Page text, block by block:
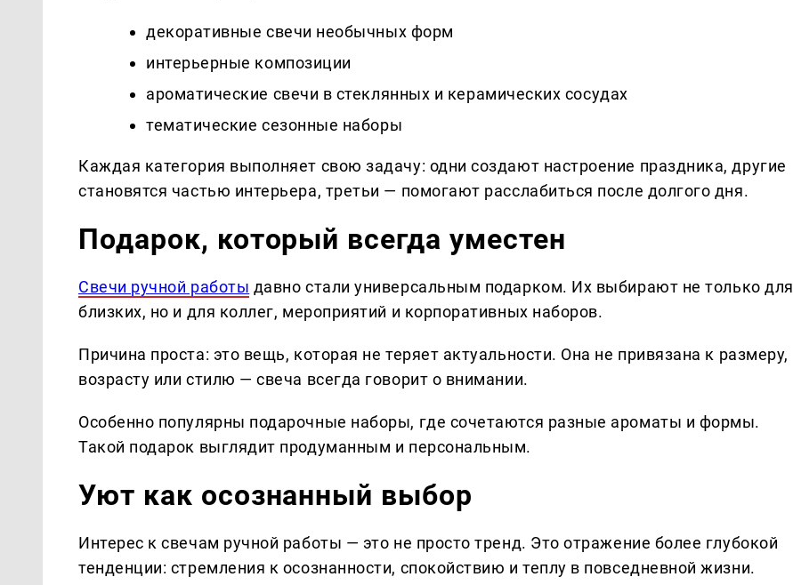
декоративные свечи необычных форм
интерьерные композиции
ароматические свечи в стеклянных и керамических сосудах
тематические сезонные наборы
Каждая категория выполняет свою задачу: одни создают настроение праздника, другие
становятся частью интерьера, третьи — помогают расслабиться после долгого дня.
Подарок, который всегда уместен
Свечи ручной работы давно стали универсальным подарком. Их выбирают не только для
близких, но и для коллег, мероприятий и корпоративных наборов.
Причина проста: это вещь, которая не теряет актуальности. Она не привязана к размеру,
возрасту или стилю — свеча всегда говорит о внимании.
Особенно популярны подарочные наборы, где сочетаются разные ароматы и формы.
Такой подарок выглядит продуманным и персональным.
Уют как осознанный выбор
Интерес к свечам ручной работы — это не просто тренд. Это отражение более глубокой
тенденции: стремления к осознанности, спокойствию и теплу в повседневной жизни.